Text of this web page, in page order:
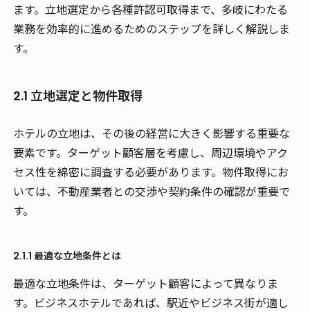
ます。立地選定から各種許認可取得まで、多岐にわたる
業務を効率的に進めるためのステップを詳しく解説しま
す。
2.1 立地選定と物件取得
ホテルの立地は、その後の経営に大きく影響する重要な
要素です。ターゲット顧客層を考慮し、周辺環境やアク
セス性を綿密に調査する必要があります。物件取得にお
いては、不動産業者との交渉や契約条件の確認が重要で
す。
2.1.1 最適な立地条件とは
最適な立地条件は、ターゲット顧客によって異なりま
す。ビジネスホテルであれば、駅近やビジネス街が適し